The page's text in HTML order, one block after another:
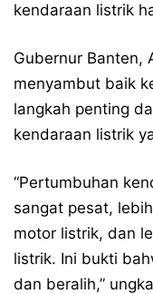
kendaraan listrik
Gubernur Banten,
menyambut baik
langkah penting
kendaraan listrik
“Pertumbuhan
sangat pesat,
motor listrik, dan
listrik. Ini bukti
dan beralih,”